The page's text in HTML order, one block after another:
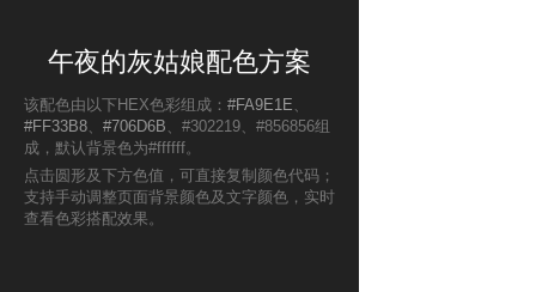
午夜的灰姑娘配色方案
该配色由以下HEX色彩组成： #FA9E1E 、
#FF33B8、 #706D6B 、#302219、#856856组
成，默认背景色为#ffffff。
点击圆形及下方色值，可直接复制颜色代码；
支持手动调整页面背景颜色及文字颜色，实时
查看色彩搭配效果。